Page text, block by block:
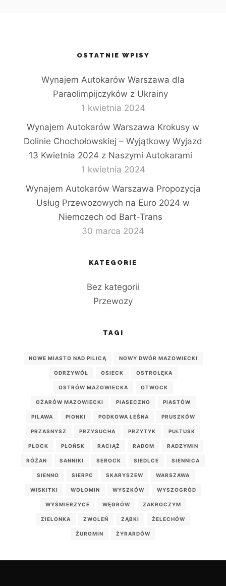
OSTATNIE WPISY
Wynajem Autokarów Warszawa dla
Paraolimpijczyków z Ukrainy
1 kwietnia 2024
Wynajem Autokarów Warszawa Krokusy w
Dolinie Chochołowskiej – Wyjątkowy Wyjazd
13 Kwietnia 2024 z Naszymi Autokarami
1 kwietnia 2024
Wynajem Autokarów Warszawa Propozycja
Usług Przewozowych na Euro 2024 w
Niemczech od Bart-Trans
30 marca 2024
KATEGORIE
Bez kategorii
Przewozy
TAGI
NOWE MIASTO NAD PILICĄ NOWY DWÓR MAZOWIECKI
ODRZYWÓŁ OSIECK OSTROŁĘKA
OSTRÓW MAZOWIECKA OTWOCK
OŻARÓW MAZOWIECKI PIASECZNO PIASTÓW
PILAWA PIONKI PODKOWA LEŚNA PRUSZKÓW
PRZASNYSZ PRZYSUCHA PRZYTYK PUŁTUSK
PŁOCK PŁOŃSK RACIĄŻ RADOM RADZYMIN
RÓŻAN SANNIKI SEROCK SIEDLCE SIENNICA
SIENNO SIERPC SKARYSZEW WARSZAWA
WISKITKI WOŁOMIN WYSZKÓW WYSZOGRÓD
WYŚMIERZYCE WĘGRÓW ZAKROCZYM
ZIELONKA ZWOLEŃ ZĄBKI ŻELECHÓW
ŻUROMIN ŻYRARDÓW